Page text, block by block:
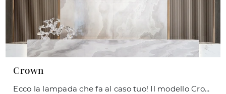
Crown
Ecco la lampada che fa al caso tuo! Il modello Crown è una delle nostre lampade a sospensione di Ideal Lux.